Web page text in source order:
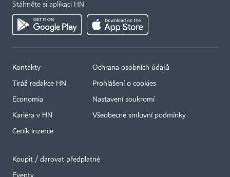
Stáhněte si aplikaci HN
Kontakty
Tiráž redakce HN
Economia
Kariéra v HN
Ceník inzerce
Ochrana osobních údajů
Prohlášení o cookies
Nastavení soukromí
Všeobecné smluvní podmínky
Koupit / darovat předplatné
Eventy